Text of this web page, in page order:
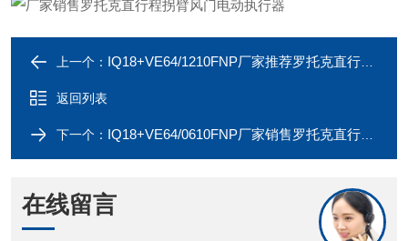
上一个： IQ18+VE64/1210FNP厂家推荐罗托克直行程铝合金电动执行器
返回列表
下一个： IQ18+VE64/0610FNP厂家销售罗托克直行程工业总线型电动执行器
在线留言